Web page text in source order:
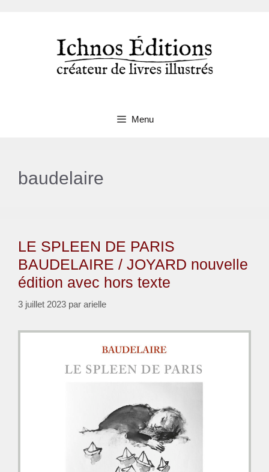
Menu
baudelaire
LE SPLEEN DE PARIS
BAUDELAIRE / JOYARD nouvelle
édition avec hors texte
3 juillet 2023 par arielle